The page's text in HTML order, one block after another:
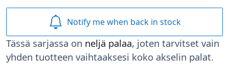
Tässä sarjassa on neljä palaa, joten tarvitset vain
yhden tuotteen vaihtaaksesi koko akselin palat.
Notify me when back in stock